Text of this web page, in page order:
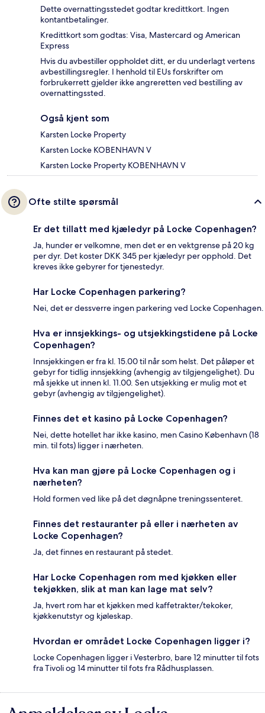
Dette overnattingsstedet godtar kredittkort. Ingen
kontantbetalinger.
Kredittkort som godtas: Visa, Mastercard og American
Express
Hvis du avbestiller oppholdet ditt, er du underlagt vertens
avbestillingsregler. I henhold til EUs forskrifter om
forbrukerrett gjelder ikke angreretten ved bestilling av
overnattingssted.
Også kjent som
Karsten Locke Property
Karsten Locke KOBENHAVN V
Karsten Locke Property KOBENHAVN V
Ofte stilte spørsmål
Er det tillatt med kjæledyr på Locke Copenhagen?
Ja, hunder er velkomne, men det er en vektgrense på 20 kg
per dyr. Det koster DKK 345 per kjæledyr per opphold. Det
kreves ikke gebyrer for tjenestedyr.
Har Locke Copenhagen parkering?
Nei, det er dessverre ingen parkering ved Locke Copenhagen.
Hva er innsjekkings- og utsjekkingstidene på Locke
Copenhagen?
Innsjekkingen er fra kl. 15.00 til når som helst. Det påløper et
gebyr for tidlig innsjekking (avhengig av tilgjengelighet). Du
må sjekke ut innen kl. 11.00. Sen utsjekking er mulig mot et
gebyr (avhengig av tilgjengelighet).
Finnes det et kasino på Locke Copenhagen?
Nei, dette hotellet har ikke kasino, men Casino København (18
min. til fots) ligger i nærheten.
Hva kan man gjøre på Locke Copenhagen og i
nærheten?
Hold formen ved like på det døgnåpne treningssenteret.
Finnes det restauranter på eller i nærheten av
Locke Copenhagen?
Ja, det finnes en restaurant på stedet.
Har Locke Copenhagen rom med kjøkken eller
tekjøkken, slik at man kan lage mat selv?
Ja, hvert rom har et kjøkken med kaffetrakter/tekoker,
kjøkkenutstyr og kjøleskap.
Hvordan er området Locke Copenhagen ligger i?
Locke Copenhagen ligger i Vesterbro, bare 12 minutter til fots
fra Tivoli og 14 minutter til fots fra Rådhusplassen.